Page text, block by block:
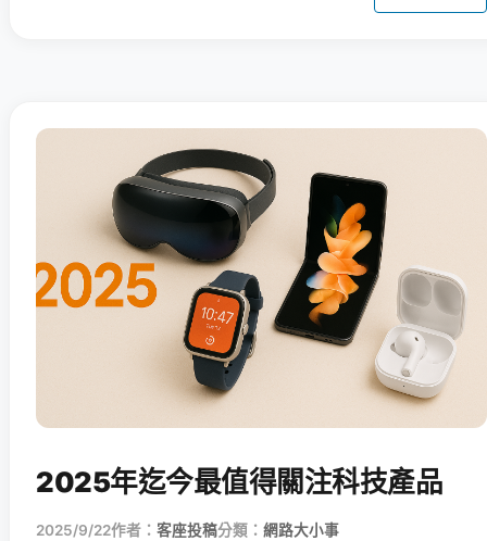
2025年迄今最值得關注科技產品
2025/9/22作者： 客座投稿分類： 網路大小事